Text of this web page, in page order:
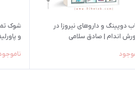
دوپینگ و داروهای نیروزا در
اندام | صادق سلامی
شوک
و